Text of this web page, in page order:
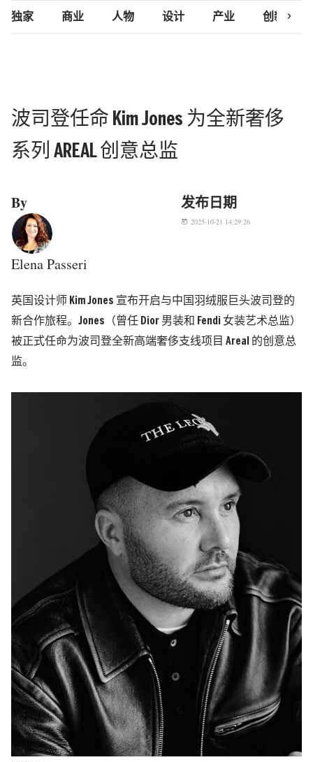
独家 商业 人物 设计 产业 创新研究
chevron_right
波司登任命 Kim Jones 为全新奢侈
系列 AREAL 创意总监
By
Elena Passeri
发布日期
today 2025-10-21 14:29:26
英国设计师 Kim Jones 宣布开启与中国羽绒服巨头波司登的
新合作旅程。Jones（曾任 Dior 男装和 Fendi 女装艺术总监）
被正式任命为波司登全新高端奢侈支线项目 Areal 的创意总
监。